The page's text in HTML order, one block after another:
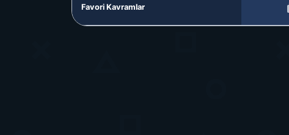
Favori Kavramlar